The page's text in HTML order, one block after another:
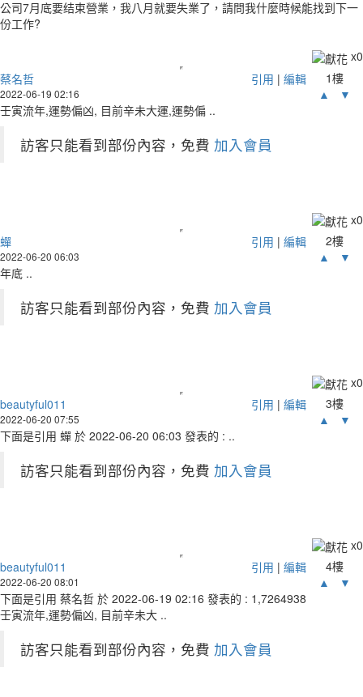
公司7月底要结束營業，我八月就要失業了，請問我什麼時候能找到下一
份工作?
x0
引用 | 編輯
蔡名哲
2022-06-19 02:16
1樓
▲
▼
壬寅流年,運勢偏凶, 目前辛未大運,運勢偏 ..
訪客只能看到部份內容，免費 加入會員
x0
引用 | 編輯
蟬
2022-06-20 06:03
2樓
▲
▼
年底 ..
訪客只能看到部份內容，免費 加入會員
x0
引用 | 編輯
beautyful011
2022-06-20 07:55
3樓
▲
▼
下面是引用 蟬 於 2022-06-20 06:03 發表的 : ..
訪客只能看到部份內容，免費 加入會員
x0
引用 | 編輯
beautyful011
2022-06-20 08:01
4樓
▲
▼
下面是引用 蔡名哲 於 2022-06-19 02:16 發表的 : 1,7264938
壬寅流年,運勢偏凶, 目前辛未大 ..
訪客只能看到部份內容，免費 加入會員